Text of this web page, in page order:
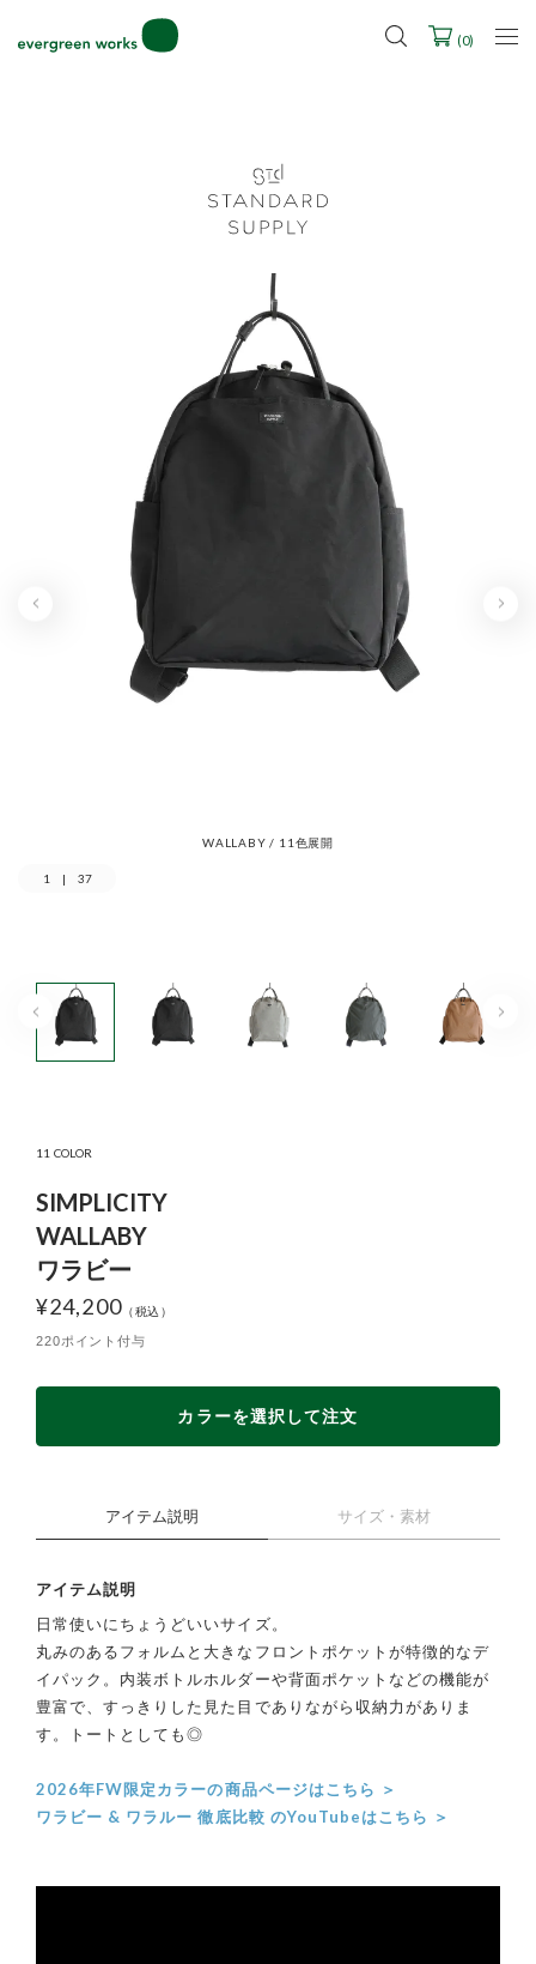
2027年ご入学用ランドセル受注会スケジュール
(0)
WALLABY / 11色展開
1 | 37
11 COLOR
SIMPLICITY
WALLABY
ワラビー
¥24,200
220ポイント付与
カラーを選択して注文
アイテム説明 サイズ・素材
アイテム説明
日常使いにちょうどいいサイズ。
丸みのあるフォルムと大きなフロントポケットが特徴的なデ
イパック。内装ボトルホルダーや背面ポケットなどの機能が
豊富で、すっきりした見た目でありながら収納力がありま
す。トートとしても◎
2026年FW限定カラーの商品ページはこちら ＞
ワラビー & ワラルー 徹底比較 のYouTubeはこちら ＞